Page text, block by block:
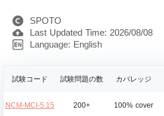
SPOTO
Last Updated Time: 2026/08/08
Language: English
試験コード 試験問題の数 カバレッジ
NCM-MCI-5.15 200+ 100% cover